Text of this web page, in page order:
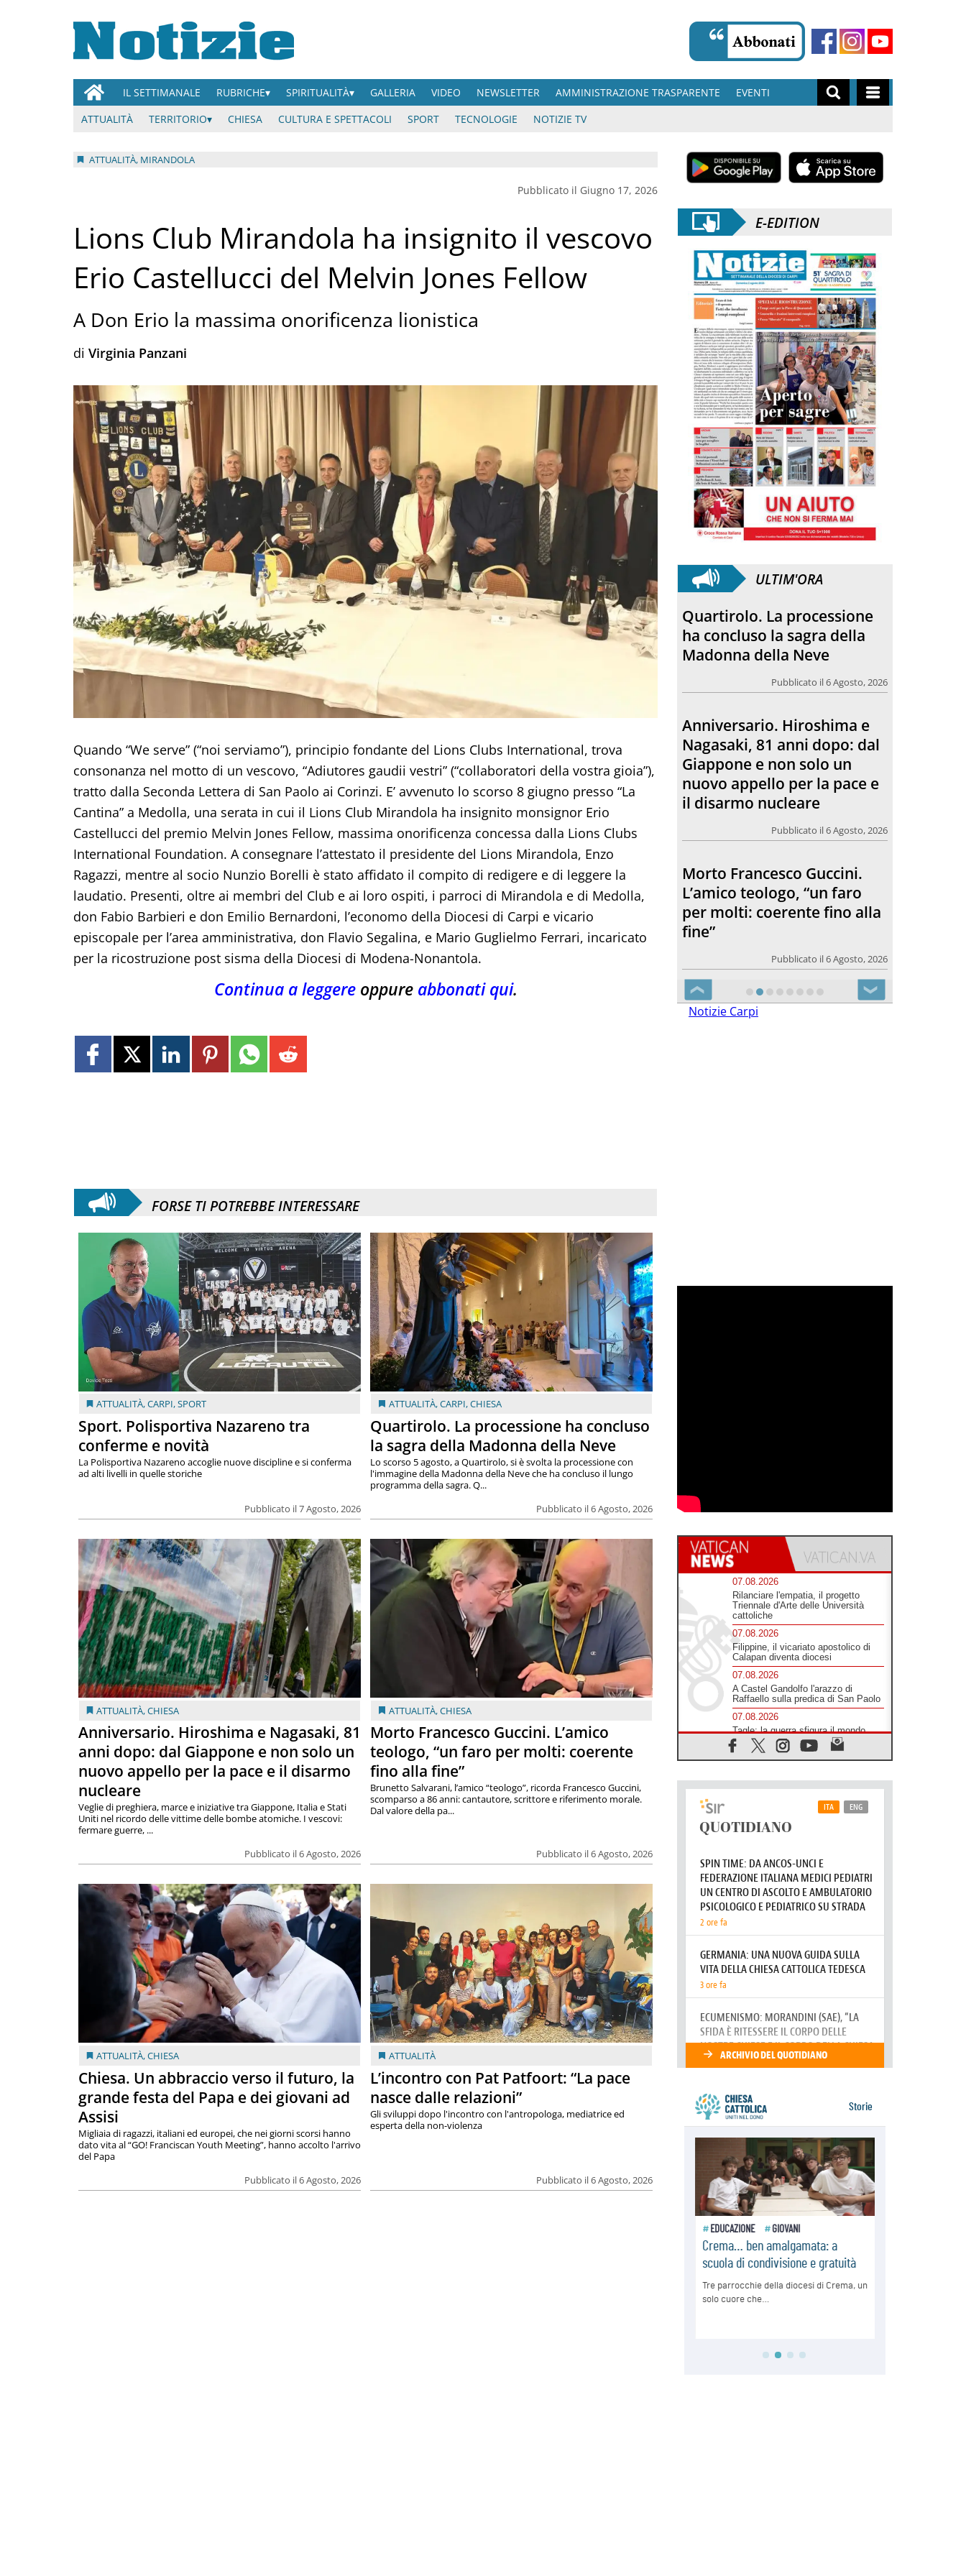
IL SETTIMANALE RUBRICHE SPIRITUALITÀ GALLERIA VIDEO NEWSLETTER AMMINISTRAZIONE TRASPARENTE
EVENTI
ATTUALITÀ
TERRITORIO CHIESA CULTURA E SPETTACOLI SPORT TECNOLOGIE NOTIZIE TV
ATTUALITÀ, MIRANDOLA
Pubblicato il Giugno 17, 2026
Lions Club Mirandola ha insignito il vescovo
Erio Castellucci del Melvin Jones Fellow
A Don Erio la massima onorificenza lionistica
di Virginia Panzani
Quando “We serve” (“noi serviamo”), principio fondante del Lions Clubs International, trova
consonanza nel motto di un vescovo, “Adiutores gaudii vestri” (“collaboratori della vostra gioia”),
tratto dalla Seconda Lettera di San Paolo ai Corinzi. E’ avvenuto lo scorso 8 giugno presso “La
Cantina” a Medolla, una serata in cui il Lions Club Mirandola ha insignito monsignor Erio
Castellucci del premio Melvin Jones Fellow, massima onorificenza concessa dalla Lions Clubs
International Foundation. A consegnare l’attestato il presidente del Lions Mirandola, Enzo
Ragazzi, mentre al socio Nunzio Borelli è stato affidato il compito di redigere e di leggere la
laudatio. Presenti, oltre ai membri del Club e ai loro ospiti, i parroci di Mirandola e di Medolla,
don Fabio Barbieri e don Emilio Bernardoni, l’economo della Diocesi di Carpi e vicario
episcopale per l’area amministrativa, don Flavio Segalina, e Mario Guglielmo Ferrari, incaricato
per la ricostruzione post sisma della Diocesi di Modena-Nonantola.
Continua a leggereoppure abbonati qui.
FORSE TI POTREBBE INTERESSARE
ATTUALITÀ,CARPI,SPORT
Sport. Polisportiva Nazareno tra
conferme e novità
Pubblicato il 7 Agosto, 2026
La Polisportiva Nazareno accoglie nuove discipline e si conferma
ad alti livelli in quelle storiche
ATTUALITÀ,CARPI,CHIESA
Quartirolo. La processione ha concluso
la sagra della Madonna della Neve
Pubblicato il 6 Agosto, 2026
Lo scorso 5 agosto, a Quartirolo, si è svolta la processione con
l'immagine della Madonna della Neve che ha concluso il lungo
programma della sagra. Q...
ATTUALITÀ,CHIESA
Anniversario. Hiroshima e Nagasaki, 81
anni dopo: dal Giappone e non solo un
nuovo appello per la pace e il disarmo
nucleare
Pubblicato il 6 Agosto, 2026
Veglie di preghiera, marce e iniziative tra Giappone, Italia e Stati
Uniti nel ricordo delle vittime delle bombe atomiche. I vescovi:
fermare guerre, ...
ATTUALITÀ,CHIESA
Morto Francesco Guccini. L’amico
teologo, “un faro per molti: coerente
fino alla fine”
Pubblicato il 6 Agosto, 2026
Brunetto Salvarani, l’amico “teologo”, ricorda Francesco Guccini,
scomparso a 86 anni: cantautore, scrittore e riferimento morale.
Dal valore della pa...
ATTUALITÀ,CHIESA
Chiesa. Un abbraccio verso il futuro, la
grande festa del Papa e dei giovani ad
Assisi
Pubblicato il 6 Agosto, 2026
Migliaia di ragazzi, italiani ed europei, che nei giorni scorsi hanno
dato vita al “GO! Franciscan Youth Meeting”, hanno accolto l'arrivo
del Papa
ATTUALITÀ
L’incontro con Pat Patfoort: “La pace
nasce dalle relazioni”
Pubblicato il 6 Agosto, 2026
Gli sviluppi dopo l'incontro con l'antropologa, mediatrice ed
esperta della non-violenza
E-EDITION
ULTIM'ORA
Anniversario. Hiroshima e
Nagasaki, 81 anni dopo: dal
Giappone e non solo un
nuovo appello per la pace e
il disarmo nucleare
Pubblicato il 6 Agosto, 2026
Morto Francesco Guccini.
L’amico teologo, “un faro
per molti: coerente fino alla
Chiesa. Un abbraccio verso il
futuro, la grande festa del
Papa e dei giovani ad Assisi
Pubblicato il 6 Agosto, 2026
❮ ❯
Notizie Carpi
07.08.2026
Rilanciare l'empatia, il progetto
Triennale d'Arte delle Università
cattoliche
07.08.2026
Filippine, il vicariato apostolico di
Calapan diventa diocesi
07.08.2026
A Castel Gandolfo l'arazzo di
Raffaello sulla predica di San Paolo
07.08.2026
Tagle: la guerra sfigura il mondo,
solo la rivelazione di Dio lo
trasfigura
Il Papa in Francia, quattro giorni
intensi tra Chiesa, popolo e
07.08.2026
SIGNIS 2026, dare voce alle
07.08.2026
Honduras, gli sfollati invisibili di una
crisi dimenticata
07.08.2026
della sopravvivenza per caldo e
07.08.2026
l'empatia per il dolore altrui"
07.08.2026
Uruguay, il presidente dei vescovi:
la visita del Papa dono per tutto il
Paese